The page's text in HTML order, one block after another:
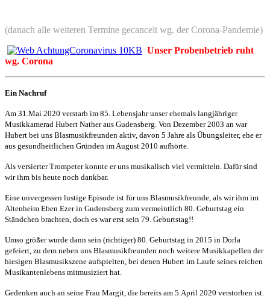
(danach alle weiteren Termine gecancelt wg. der Corona-Pandemie)
Unser Probenbetrieb ruht
wg. Corona
Ein Nachruf
Am 31.Mai 2020 verstarb im 85. Lebensjahr unser ehemals langjähriger
Musikkamerad Hubert Nather aus Gudensberg. Von Dezember 2003 an war
Hubert bei uns Blasmusikfreunden aktiv, davon 5 Jahre als Übungsleiter, ehe er
aus gesundheitlichen Gründen im August 2010 aufhörte
Als versierter Trompeter konnte er uns musikalisch viel vermitteln. Dafür sind
wir ihm bis heute noch dankbar.
Eine unvergessen lustige Episode ist für uns Blasmusikfreunde, als wir ihm im
Altenheim Eben Ezer in Gudensberg zum vermeintlich 80. Geburtstag ein
Ständchen brachten, doch es war erst sein 79. Geburtstag!!
Umso größer wurde dann sein (richtiger) 80. Geburtstag in 2015 in Dorla
gefeiert, zu dem neben uns Blasmusikfreunden noch weitere Musikkapellen der
hiesigen Blasmusikszene aufspielten, bei denen Hubert im Laufe seines reichen
Musikantenlebens mitmusiziert hat.
Gedenken auch an seine Frau Margit, die bereits am 5.April 2020 verstorben ist.